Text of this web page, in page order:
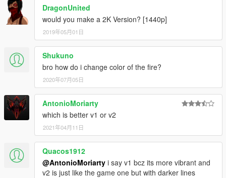
DragonUnited
would you make a 2K Version? [1440p]
2019年05月01日
Shukuno
bro how do i change color of the fire?
2020年07月05日
AntonioMoriarty
which is better v1 or v2
2021年04月11日
Quacos1912
@AntonioMoriarty i say v1 bcz its more vibrant and
v2 is just like the game one but with darker lines